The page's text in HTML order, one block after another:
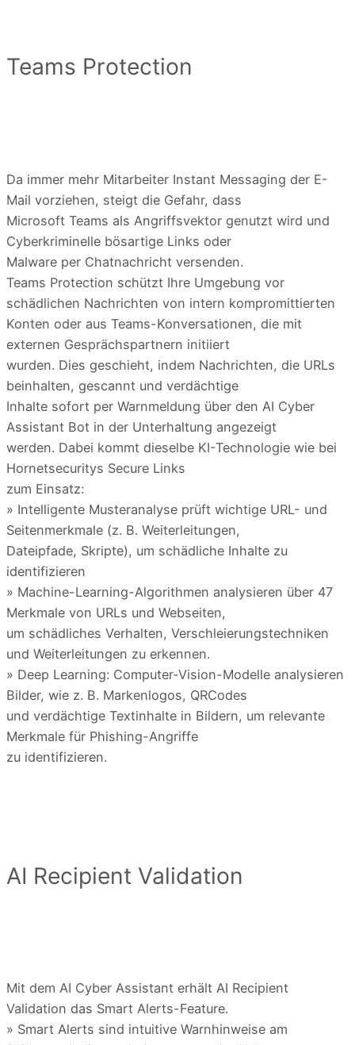
Teams Protection
Da immer mehr Mitarbeiter Instant Messaging der E-
Mail vorziehen, steigt die Gefahr, dass
Microsoft Teams als Angriffsvektor genutzt wird und
Cyberkriminelle bösartige Links oder
Malware per Chatnachricht versenden.
Teams Protection schützt Ihre Umgebung vor
schädlichen Nachrichten von intern kompromittierten
Konten oder aus Teams-Konversationen, die mit
externen Gesprächspartnern initiiert
wurden. Dies geschieht, indem Nachrichten, die URLs
beinhalten, gescannt und verdächtige
Inhalte sofort per Warnmeldung über den AI Cyber
Assistant Bot in der Unterhaltung angezeigt
werden. Dabei kommt dieselbe KI-Technologie wie bei
Hornetsecuritys Secure Links
zum Einsatz:
» Intelligente Musteranalyse prüft wichtige URL- und
Seitenmerkmale (z. B. Weiterleitungen,
Dateipfade, Skripte), um schädliche Inhalte zu
identifizieren
» Machine-Learning-Algorithmen analysieren über 47
Merkmale von URLs und Webseiten,
um schädliches Verhalten, Verschleierungstechniken
und Weiterleitungen zu erkennen.
» Deep Learning: Computer-Vision-Modelle analysieren
Bilder, wie z. B. Markenlogos, QRCodes
und verdächtige Textinhalte in Bildern, um relevante
Merkmale für Phishing-Angriffe
zu identifizieren.
AI Recipient Validation
Mit dem AI Cyber Assistant erhält AI Recipient
Validation das Smart Alerts-Feature.
» Smart Alerts sind intuitive Warnhinweise am